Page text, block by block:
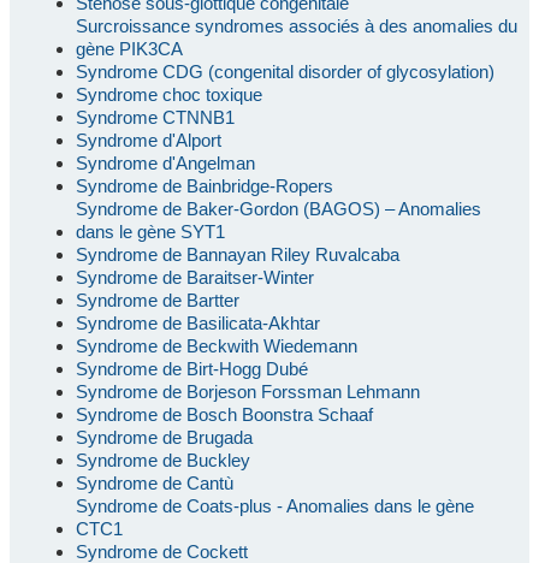
Surcroissance syndromes associés à des anomalies du
gène PIK3CA
Syndrome CDG (congenital disorder of glycosylation)
Syndrome choc toxique
Syndrome CTNNB1
Syndrome d'Alport
Syndrome d'Angelman
Syndrome de Bainbridge-Ropers
Syndrome de Baker-Gordon (BAGOS) – Anomalies
dans le gène SYT1
Syndrome de Bannayan Riley Ruvalcaba
Syndrome de Baraitser-Winter
Syndrome de Bartter
Syndrome de Basilicata-Akhtar
Syndrome de Beckwith Wiedemann
Syndrome de Birt-Hogg Dubé
Syndrome de Borjeson Forssman Lehmann
Syndrome de Bosch Boonstra Schaaf
Syndrome de Brugada
Syndrome de Buckley
Syndrome de Cantù
Syndrome de Coats-plus - Anomalies dans le gène
CTC1
Syndrome de Cockett